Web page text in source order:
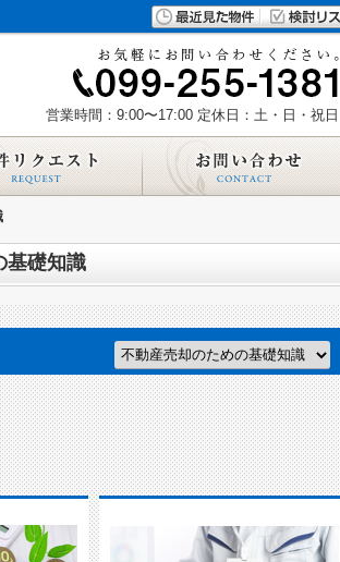
営業時間：9:00〜17:00 定休日：土・日・祝日
基礎知識